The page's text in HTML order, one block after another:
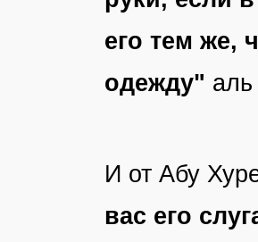
его тем же,
одежду"
И от Абу
вас его